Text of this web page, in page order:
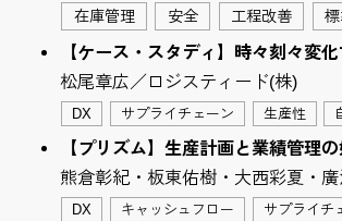
在庫管理 安全 工程改善
【ケース・スタディ】時々刻々変
松尾章広／ロジスティード(株)
DX サプライチェーン 生産性
【プリズム】生産計画と業績管理
熊倉彰紀・板東佑樹・大西彩夏・
DX キャッシュフロー サプライチ